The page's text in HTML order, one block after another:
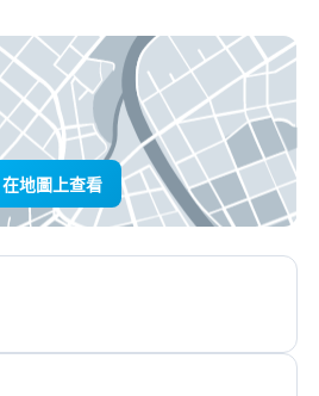
在地圖上查看